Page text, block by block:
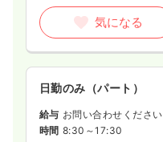
気になる
日勤のみ（パート）
給与 お問い合わせください
時間 8:30～17:30